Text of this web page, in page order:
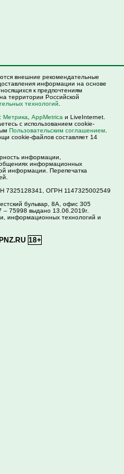
внешние рекомендательные
информации на основе
к предпочтениям
территории Российской
технологий
Метрика AppMetrica и LiveInternet.
с использованием cookie-
Пользовательским соглашением
cookie-файлов составляет 14
информации,
информационных
информации. Перепечатка
ОГРН 1147325002549
бульвар, 8А, офис 305
75998 выдано 13.06.2019г.
информационных технологий и
18+